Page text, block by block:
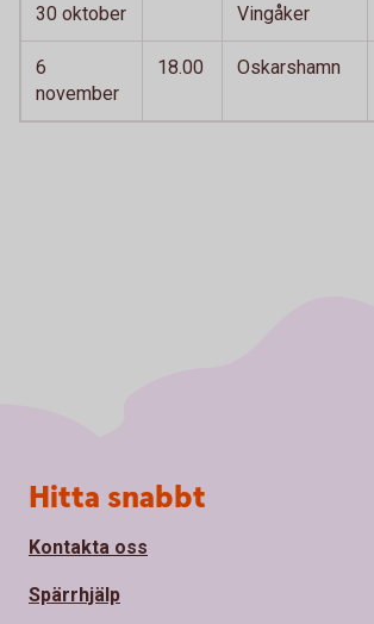
30 oktober Vingåker
6
november
18.00 Oskarshamn
Sidfot
Hitta snabbt
Kontakta oss
Spärrhjälp